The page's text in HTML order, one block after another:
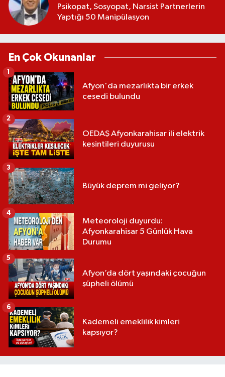
Psikopat, Sosyopat, Narsist Partnerlerin
Yaptığı 50 Manipülasyon
En Çok Okunanlar
Afyon'da mezarlıkta bir erkek
cesedi bulundu
1
OEDAŞ Afyonkarahisar ili elektrik
kesintileri duyurusu
2
Büyük deprem mi geliyor?
3
Meteoroloji duyurdu:
Afyonkarahisar 5 Günlük Hava
Durumu
4
Afyon’da dört yaşındaki çocuğun
şüpheli ölümü
5
Kademeli emeklilik kimleri
kapsıyor?
6